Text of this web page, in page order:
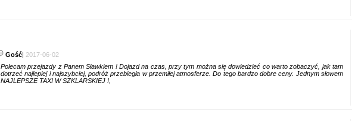
Gość| 2017-06-02
Polecam przejazdy z Panem Sławkiem ! Dojazd na czas, przy tym można się dowiedzieć co warto zobaczyć, jak tam
dotrzeć najlepiej i najszybciej, podróż przebiegła w przemiłej atmosferze. Do tego bardzo dobre ceny. Jednym słowem
NAJLEPSZE TAXI W SZKLARSKIEJ !,